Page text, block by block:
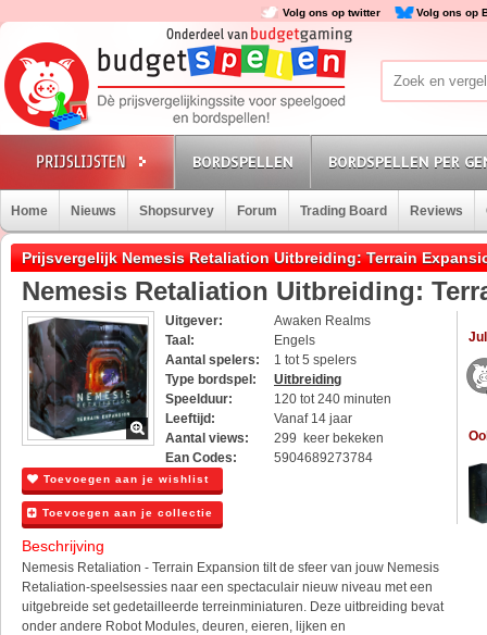
Volg ons op twitter Volg ons op
BORDSPELLEN BORDSPELLEN PER
Home Nieuws Shopsurvey Forum Trading Board Reviews
Prijsvergelijk Nemesis Retaliation Uitbreiding: Terrain
Nemesis Retaliation Uitbreiding:
Uitgever:
Awaken Realms
Taal:
Engels
Aantal spelers:
1 tot 5 spelers
Type bordspel:
Uitbreiding
Speelduur:
120 tot 240 minuten
Leeftijd:
Vanaf 14 jaar
Aantal views:
299 keer bekeken
Ean Codes:
5904689273784
Toevoegen aan je wishlist
Toevoegen aan je collectie
Beschrijving
Nemesis Retaliation - Terrain Expansion tilt de sfeer van jouw Nemesis
Retaliation-speelsessies naar een spectaculair nieuw niveau met een
uitgebreide set gedetailleerde terreinminiaturen. Deze uitbreiding bevat
onder andere Robot Modules, deuren, eieren, lijken en